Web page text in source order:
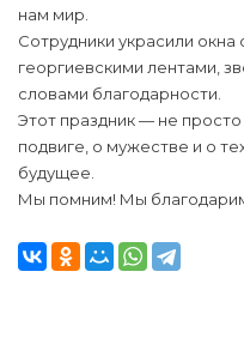
нам мир.
Сотрудники украсили
георгиевскими лентами,
словами благодарности.
Этот праздник — не
подвиге, о мужестве и о
будущее.
Мы помним! Мы